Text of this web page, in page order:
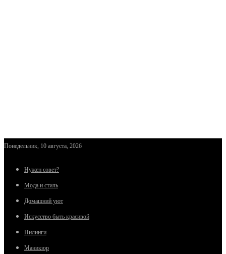
Понедельник, 10 августа, 2026
Нужен совет?
Мода и стиль
Домашний уют
Искусство быть красивой
Пилинги
Маникюр